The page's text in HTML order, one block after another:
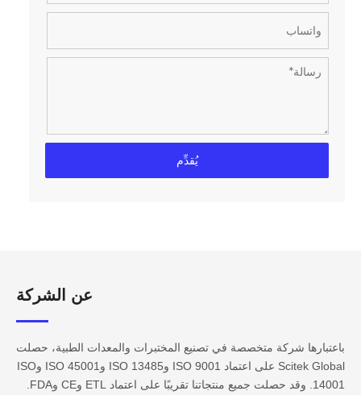
يُقدِّم
عن الشركة​​​​​​
باعتبارها شركة متخصصة في تصنيع المختبرات والمعدات الطبية، حصلت
Scitek Global على اعتماد ISO 9001 وISO 13485 وISO 45001 وISO
14001. وقد حصلت جميع منتجاتنا تقريبًا على اعتماد ETL وCE وFDA.